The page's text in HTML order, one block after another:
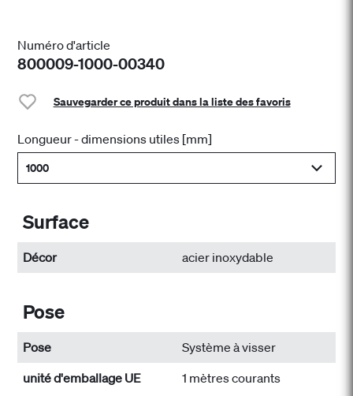
Numéro d'article
800009-1000-00340
Sauvegarder ce produit dans la liste des favoris
Longueur - dimensions utiles [mm]
1000
Surface
Décor acier inoxydable
Pose
Pose
Système à visser
unité d'emballage UE
1 mètres courants